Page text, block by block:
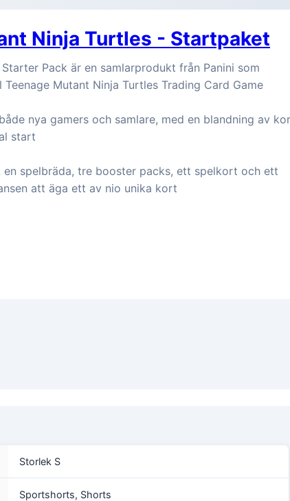
Ninja Turtles - Startpaket
Pack är en samlarprodukt från Panini som
Mutant Ninja Turtles Trading Card Game
nya gamers och samlare, med en blandning av
start
en spelbräda, tre booster packs, ett spelkort och ett
att äga ett av nio unika kort
Storlek S
Sportshorts, Shorts